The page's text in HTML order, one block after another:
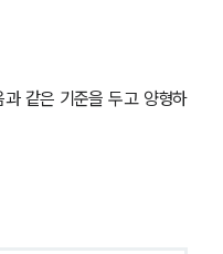
같은 기준을 두고 양형하